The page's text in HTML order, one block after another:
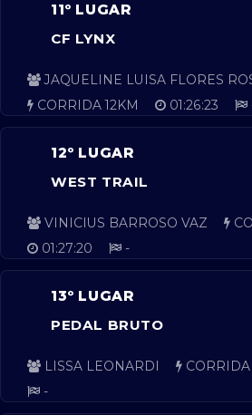
11º LUGAR
CF LYNX
JAQUELINE LUISA FLORES
CORRIDA 12KM
01:26:23
12º LUGAR
WEST TRAIL
VINICIUS BARROSO VAZ
01:27:20
-
13º LUGAR
PEDAL BRUTO
LISSA LEONARDI CORRIDA
-